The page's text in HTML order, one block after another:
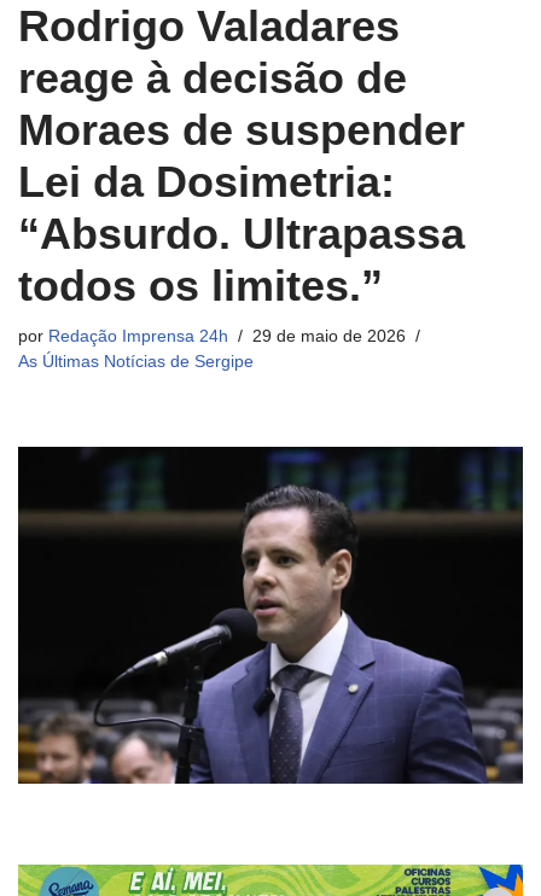
Rodrigo Valadares
reage à decisão de
Moraes de suspender
Lei da Dosimetria:
“Absurdo. Ultrapassa
todos os limites.”
por Redação Imprensa 24h
29 de maio de 2026
As Últimas Notícias de Sergipe